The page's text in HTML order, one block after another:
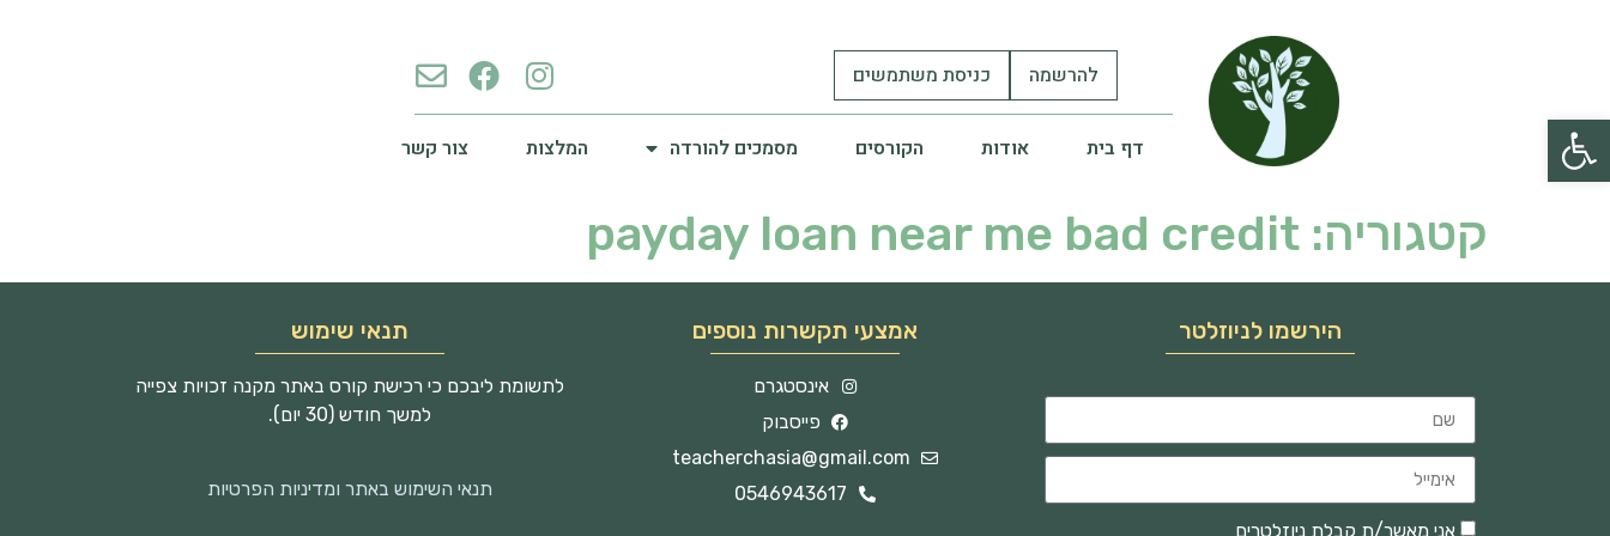
פתח סרגל נגישות
להרשמה כניסת משתמשים
דף בית אודות הקורסים מסמכים להורדה המלצות צור קשר
קטגוריה: payday loan near me bad credit
הירשמו לניוזלטר
אני מאשר/ת קבלת ניוזלטרים
אמצעי תקשרות נוספים
אינסטגרם
פייסבוק
teacherchasia@gmail.com
0546943617
תנאי שימוש
לתשומת ליבכם כי רכישת קורס באתר מקנה זכויות צפייה
למשך חודש (30 יום).
תנאי השימוש באתר ומדיניות הפרטיות